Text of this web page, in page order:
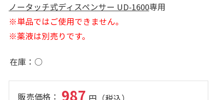
ノータッチ式ディスペンサー UD-1600専用
※単品ではご使用できません。
※薬液は別売りです。
在庫 ○
987